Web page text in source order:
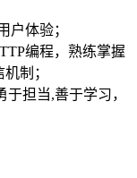
户体验；
编程，熟练掌握
制；
担当,善于学习，